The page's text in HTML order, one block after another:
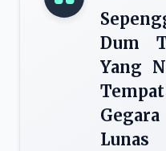
Dum
Yang
Lunas